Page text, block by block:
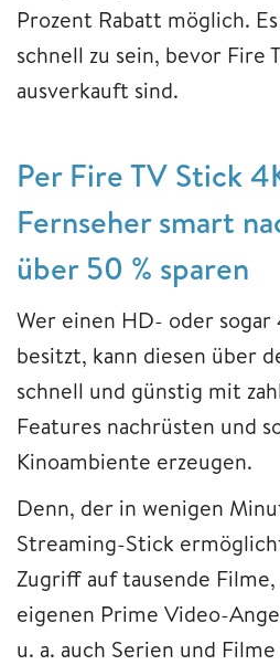
Prozent Rabatt möglich.
schnell zu sein, bevor Fire
ausverkauft sind.
Per Fire TV Stick
Fernseher smart
über 50 % sparen
Wer einen HD- oder sogar
besitzt, kann diesen über
schnell und günstig mit
Features nachrüsten und
Kinoambiente erzeugen.
Denn, der in wenigen
Streaming-Stick
Zugriff auf tausende
eigenen Prime Video-
u. a. auch Serien und